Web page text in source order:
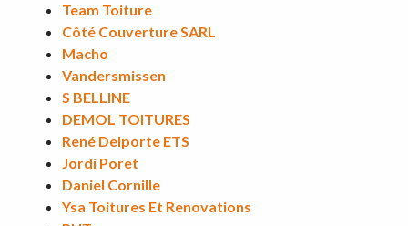
Team Toiture
Côté Couverture SARL
Macho
Vandersmissen
S BELLINE
DEMOL TOITURES
René Delporte ETS
Jordi Poret
Daniel Cornille
Ysa Toitures Et Renovations